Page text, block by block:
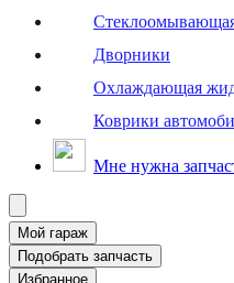
Дворники
Охлаждающая
Коврики
Мне нужна